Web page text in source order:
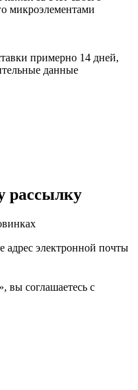
микроэлементами
примерно 14 дней,
данные
рассылку
адрес электронной почты
вы соглашаетесь с